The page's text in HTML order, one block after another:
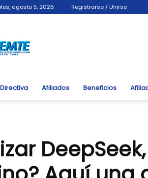
agosto 5, 2026 Registrarse / Unirse
Afiliados Beneficios